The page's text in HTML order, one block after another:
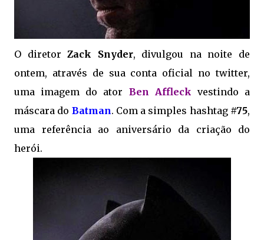
O diretorZack Snyder, divulgou na noite de
ontem, através de sua conta oficial no twitter,
uma imagem do ator Ben Affleck vestindo a
máscara do Batman. Com a simples hashtag #75,
uma referência ao aniversário da criação do
herói.